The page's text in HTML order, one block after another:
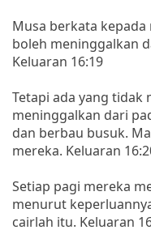
Musa berkata
boleh meninggalkan
Keluaran 16:19
Tetapi ada yang tidak
meninggalkan dari
dan berbau busuk.
mereka. Keluaran
Setiap pagi mereka
menurut
cairlah itu. Keluaran